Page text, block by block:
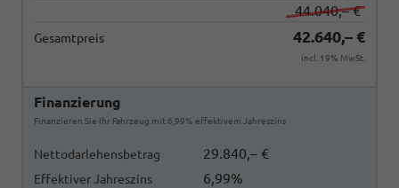
44.040,– €
Gesamtpreis 42.640,– €
incl. 19% MwSt.
Finanzierung
Finanzieren Sie Ihr Fahrzeug mit 6,99% effektivem Jahreszins
Nettodarlehensbetrag 29.840,– €
Effektiver Jahreszins 6,99%